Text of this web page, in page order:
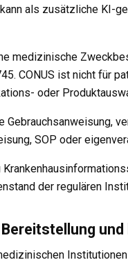
als zusätzliche KI-
medizinische
CONUS ist nicht für
oder
Gebrauchsanweisung,
SOP oder
der regulären